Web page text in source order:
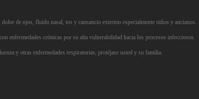
de ojos, fluido nasal, tos y cansancio extremo especialmente niños y ancianos.
enfermedades crónicas por su alta vulnerabilidad hacia los procesos infecciosos.
y otras enfermedades respiratorias, protéjase usted y su familia.